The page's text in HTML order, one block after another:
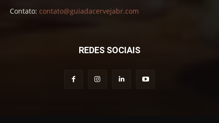
Contato: contato@guiadacervejabr.com
REDES SOCIAIS